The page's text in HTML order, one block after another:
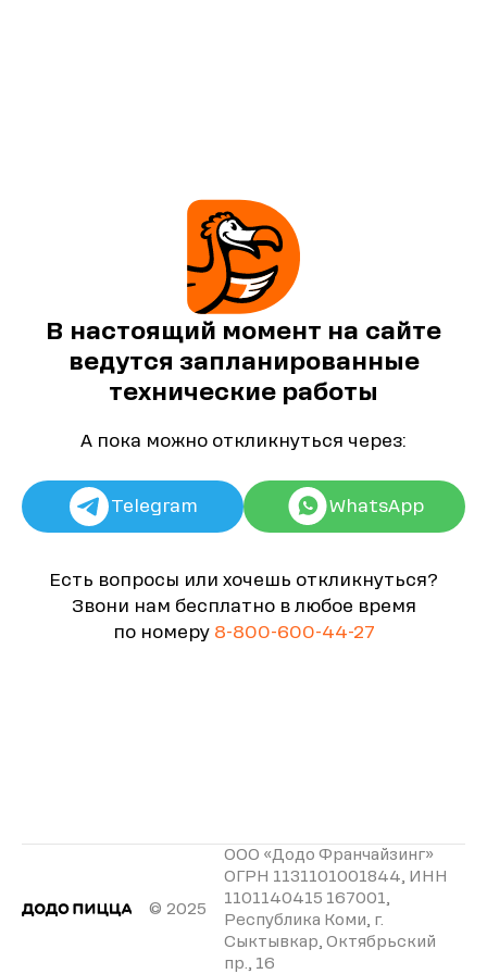
В настоящий момент на сайте
ведутся запланированные
технические работы
А пока можно откликнуться через:
Telegram WhatsApp
Есть вопросы или хочешь откликнуться?
Звони нам бесплатно в любое время
по номеру 8-800-600-44-27
© 2025
ООО «Додо Франчайзинг»
ОГРН 1131101001844, ИНН
1101140415 167001,
Республика Коми, г.
Сыктывкар, Октябрьский
пр., 16